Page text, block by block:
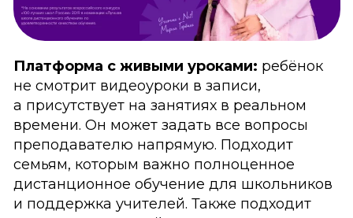
Платформа с живыми уроками: ребёнок
не смотрит видеоуроки в записи,
а присутствует на занятиях в реальном
времени. Он может задать все вопросы
преподавателю напрямую. Подходит
семьям, которым важно полноценное
дистанционное обучение для школьников
и поддержка учителей. Также подходит